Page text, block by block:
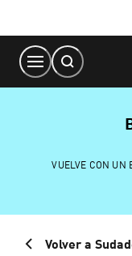
Content
VUELVE CON UN
Volver a